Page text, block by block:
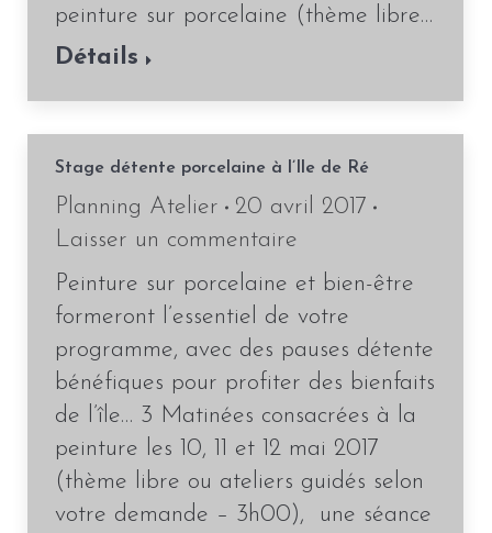
peinture sur porcelaine (thème libre…
Détails
Stage détente porcelaine à l’Ile de Ré
Planning Atelier
20 avril 2017
Laisser un commentaire
Peinture sur porcelaine et bien-être
formeront l’essentiel de votre
programme, avec des pauses détente
bénéfiques pour profiter des bienfaits
de l’île… 3 Matinées consacrées à la
peinture les 10, 11 et 12 mai 2017
(thème libre ou ateliers guidés selon
votre demande – 3h00), une séance